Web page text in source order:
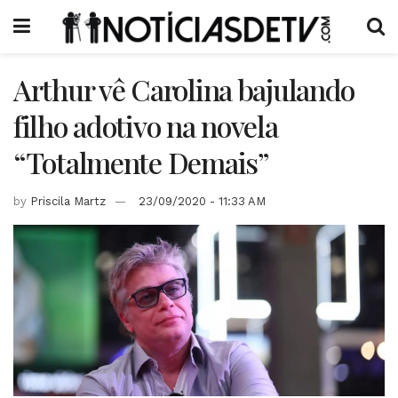
Arthur vê Carolina bajulando
filho adotivo na novela
“Totalmente Demais”
by Priscila Martz 23/09/2020 - 11:33 AM